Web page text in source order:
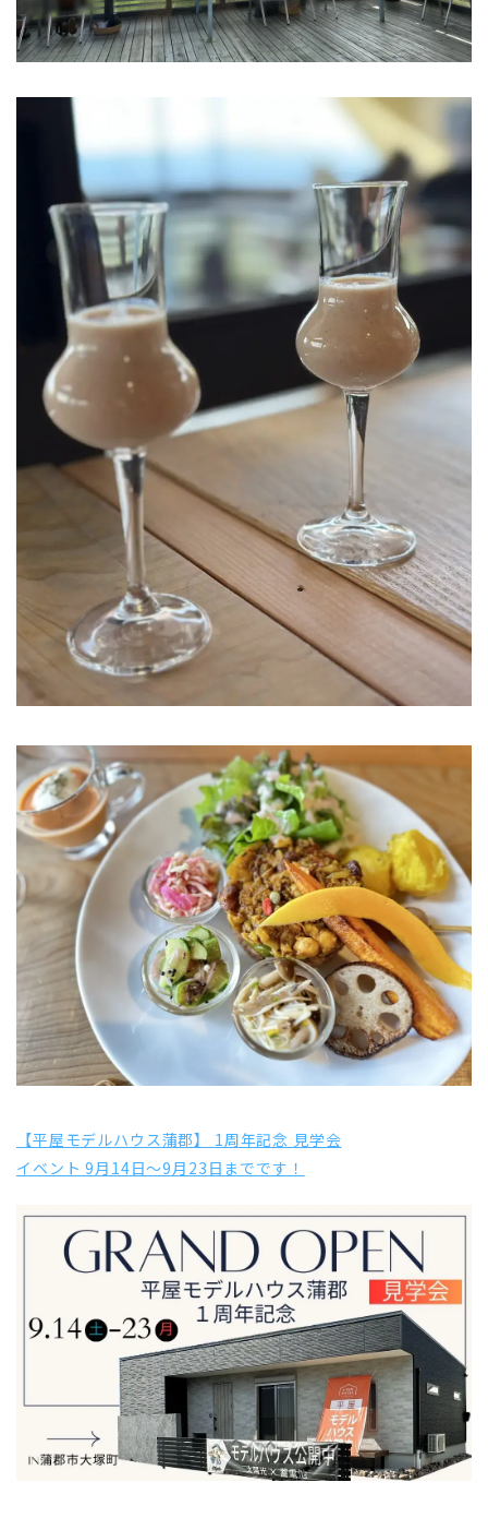
【平屋モデルハウス蒲郡】 1周年記念 見学会
イベント 9月14日～9月23日までです！